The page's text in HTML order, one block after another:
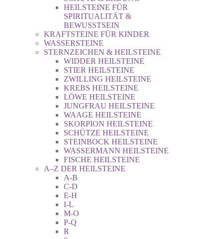
HEILSTEINE FÜR
SPIRITUALITÄT &
BEWUSSTSEIN
KRAFTSTEINE FÜR KINDER
WASSERSTEINE
STERNZEICHEN & HEILSTEINE
WIDDER HEILSTEINE
STIER HEILSTEINE
ZWILLING HEILSTEINE
KREBS HEILSTEINE
LÖWE HEILSTEINE
JUNGFRAU HEILSTEINE
WAAGE HEILSTEINE
SKORPION HEILSTEINE
SCHÜTZE HEILSTEINE
STEINBOCK HEILSTEINE
WASSERMANN HEILSTEINE
FISCHE HEILSTEINE
A–Z DER HEILSTEINE
A-B
C-D
E-H
I-L
M-O
P-Q
R